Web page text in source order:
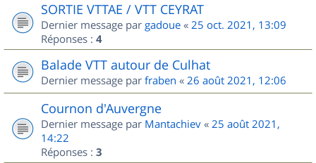
SORTIE VTTAE / VTT CEYRAT
Dernier message par gadoue « 25 oct. 2021, 13:09
Réponses : 4
Balade VTT autour de Culhat
Dernier message par fraben « 26 août 2021, 12:06
Cournon d'Auvergne
Dernier message par Mantachiev « 25 août 2021,
14:22
Réponses : 3